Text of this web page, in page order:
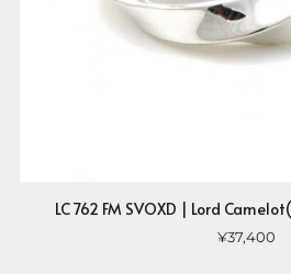
LC 762 FM SVOXD | Lord
¥37,400